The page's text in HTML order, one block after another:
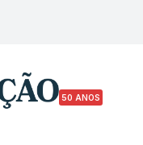
50 ANOS